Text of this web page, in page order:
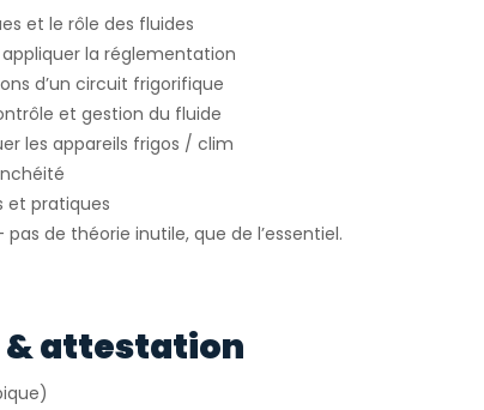
et le rôle des fluides
la réglementation
d’un circuit frigorifique
et gestion du fluide
les appareils frigos / clim
et pratiques
de théorie inutile, que de l’essentiel.
& attestation